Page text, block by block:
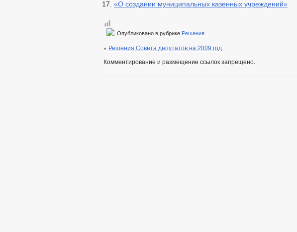
«О создании муниципальных казенных учреждений»
Опубликовано в рубрике Решения
« Решения Совета депутатов на 2009 год
Комментирование и размещение ссылок запрещено.